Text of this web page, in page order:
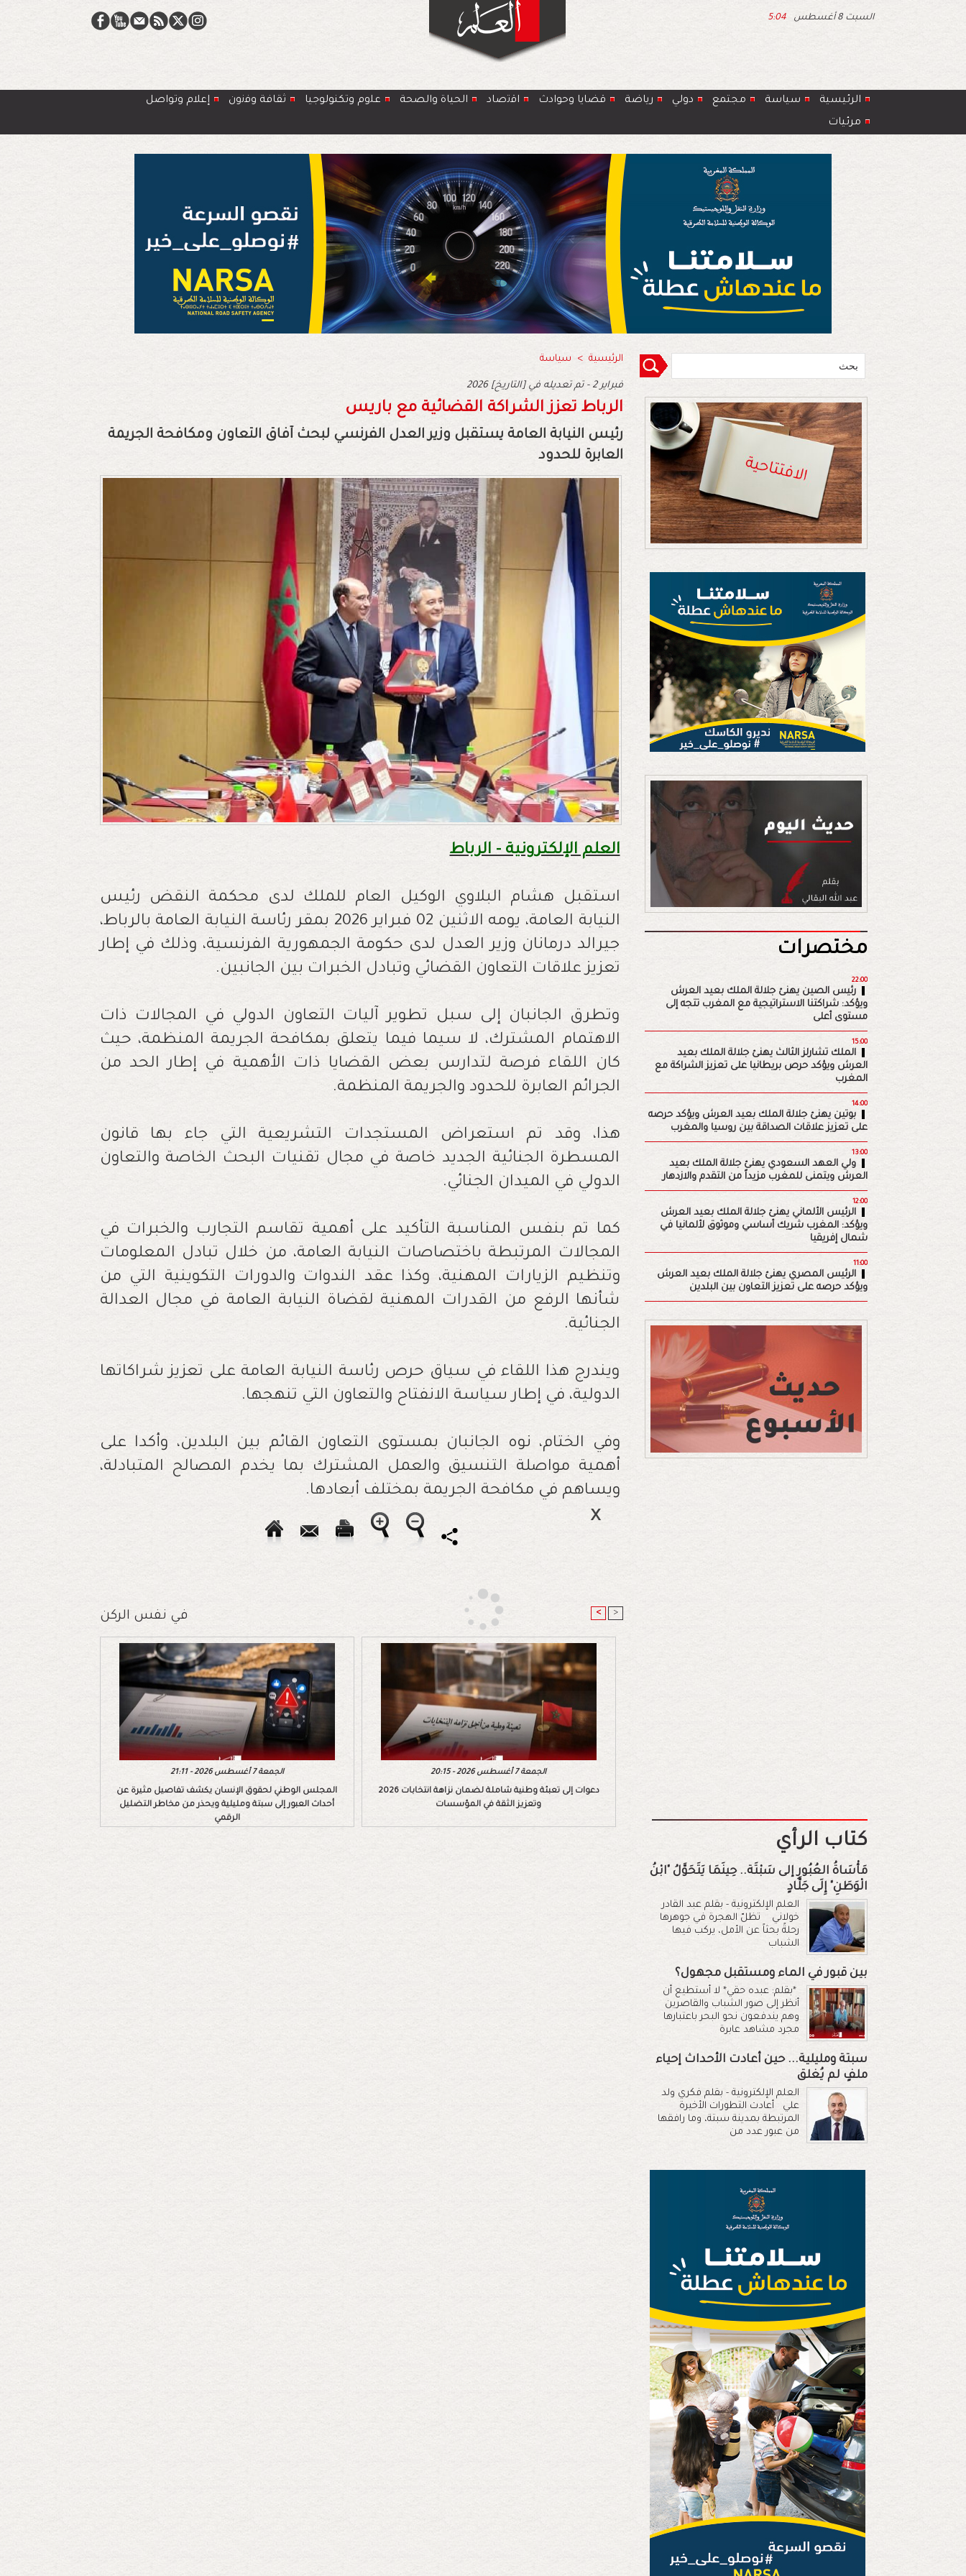
السبت 8 أغسطس 5:04
الرئيسية سياسة مجتمع دولي رياضة قضايا وحوادث اﻗﺗﺻﺎد الحياة والصحة ﻋﻠوم وتكنولوجيا ﺛﻘﺎﻓﺔ وﻓﻧون
إعلام وتواصل
مرئيات
الرئيسية > سياسة
2026 فبراير 2 - تم تعديله في [التاريخ]
الرباط تعزز الشراكة القضائية مع باريس
رئيس النيابة العامة يستقبل وزير العدل الفرنسي لبحث آفاق التعاون ومكافحة الجريمة
العابرة للحدود
العلم الإلكترونية - الرباط
استقبل هشام البلاوي الوكيل العام للملك لدى محكمة النقض رئيس
النيابة العامة، يومه الاثنين 02 فبراير 2026 بمقر رئاسة النيابة العامة بالرباط،
جيرالد درمانان وزير العدل لدى حكومة الجمهورية الفرنسية، وذلك في إطار
تعزيز علاقات التعاون القضائي وتبادل الخبرات بين الجانبين.
وتطرق الجانبان إلى سبل تطوير آليات التعاون الدولي في المجالات ذات
الاهتمام المشترك، لا سيما فيما يتعلق بمكافحة الجريمة المنظمة، حيث
كان اللقاء فرصة لتدارس بعض القضايا ذات الأهمية في إطار الحد من
الجرائم العابرة للحدود والجريمة المنظمة.
هذا، وقد تم استعراض المستجدات التشريعية التي جاء بها قانون
المسطرة الجنائية الجديد خاصة في مجال تقنيات البحث الخاصة والتعاون
الدولي في الميدان الجنائي.
كما تم بنفس المناسبة التأكيد على أهمية تقاسم التجارب والخبرات في
المجالات المرتبطة باختصاصات النيابة العامة، من خلال تبادل المعلومات
وتنظيم الزيارات المهنية، وكذا عقد الندوات والدورات التكوينية التي من
شأنها الرفع من القدرات المهنية لقضاة النيابة العامة في مجال العدالة
الجنائية.
ويندرج هذا اللقاء في سياق حرص رئاسة النيابة العامة على تعزيز شراكاتها
الدولية، في إطار سياسة الانفتاح والتعاون التي تنهجها.
وفي الختام، نوه الجانبان بمستوى التعاون القائم بين البلدين، وأكدا على
أهمية مواصلة التنسيق والعمل المشترك بما يخدم المصالح المتبادلة،
ويساهم في مكافحة الجريمة بمختلف أبعادها.
في نفس الركن < >
الجمعة 7 أغسطس 2026 - 21:11
المجلس الوطني لحقوق الإنسان يكشف تفاصيل مثيرة عن
أحداث العبور إلى سبتة ومليلية ويحذر من مخاطر التضليل
الرقمي
الجمعة 7 أغسطس 2026 - 20:15
دعوات إلى تعبئة وطنية شاملة لضمان نزاهة انتخابات 2026
وتعزيز الثقة في المؤسسات
مختصرات
22:00
رئيس الصين يهنئ جلالة الملك بعيد العرش
ويؤكد: شراكتنا الاستراتيجية مع المغرب تتجه إلى
مستوى أعلى
15:00
الملك تشارلز الثالث يهنئ جلالة الملك بعيد
العرش ويؤكد حرص بريطانيا على تعزيز الشراكة مع
المغرب
14:00
بوتين يهنئ جلالة الملك بعيد العرش ويؤكد حرصه
على تعزيز علاقات الصداقة بين روسيا والمغرب
13:00
ولي العهد السعودي يهنئ جلالة الملك بعيد
العرش ويتمنى للمغرب مزيداً من التقدم والازدهار
12:00
الرئيس الألماني يهنئ جلالة الملك بعيد العرش
ويؤكد: المغرب شريك أساسي وموثوق لألمانيا في
شمال إفريقيا
11:00
الرئيس المصري يهنئ جلالة الملك بعيد العرش
ويؤكد حرصه على تعزيز التعاون بين البلدين
كتاب الرأي
مَأْسَاةُ العُبُورِ إلى سَبْتَة.. حِينَمَا يَتَحَوَّلُ "ابْنُ
الْوَطَنِ" إِلَى جَلَّادٍ
العلم الإلكترونية - بقلم عبد القادر
خولاني تظلّ الهجرة في جوهرها
رحلةً بحثاً عن الأمل، يركب فيها
الشباب
بين قبور في الماء ومستقبل مجهول؟
*بقلم: عبده حقي* لا أستطيع أن
أنظر إلى صور الشباب والقاصرين
وهم يندفعون نحو البحر باعتبارها
مجرد مشاهد عابرة
سبتة ومليلية... حين أعادت الأحداث إحياء
ملفٍ لم يُغلق
العلم الإلكترونية - بقلم فكري ولد
علي أعادت التطورات الأخيرة
المرتبطة بمدينة سبتة، وما رافقها
من عبور عدد من